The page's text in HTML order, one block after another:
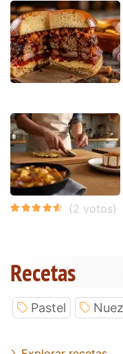
Recetas
Pastel Nuez